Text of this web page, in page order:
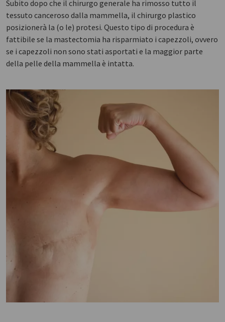
Subito dopo che il chirurgo generale ha rimosso tutto il
tessuto canceroso dalla mammella, il chirurgo plastico
posizionerà la (o le) protesi. Questo tipo di procedura è
fattibile se la mastectomia ha risparmiato i capezzoli, ovvero
se i capezzoli non sono stati asportati e la maggior parte
della pelle della mammella è intatta.